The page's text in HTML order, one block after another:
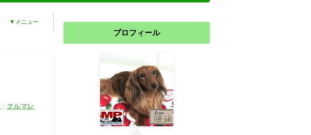
▼メニュー
| クルマレ
プロフィール